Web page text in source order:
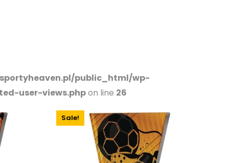
public_html/wp-
user-views.phpon line 26
Sale!